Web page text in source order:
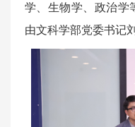
学、生物学、政治学
由文科学部党委书记